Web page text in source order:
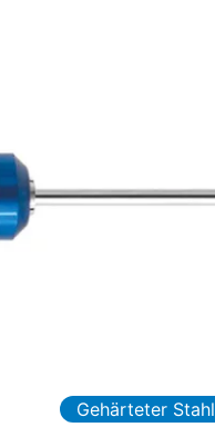
Gehärteter Stahl